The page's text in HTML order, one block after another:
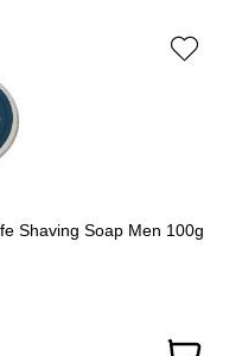
Shaving Soap Men 100g